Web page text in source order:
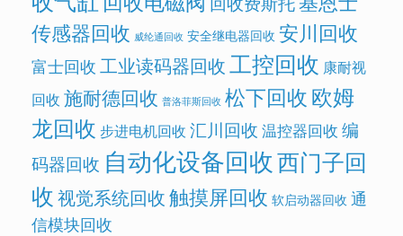
传感器回收 威纶通回收 安全继电器回收 安川回收
富士回收工业读码器回收工控回收 康耐视
回收 施耐德回收 普洛菲斯回收 松下回收欧姆
龙回收 步进电机回收 汇川回收 温控器回收 编
码器回收 自动化设备回收西门子回
收视觉系统回收触摸屏回收 软启动器回收 通
信模块回收